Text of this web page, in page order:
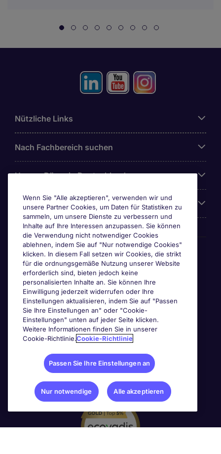
Nützliche Links
Nach Fachbereich suchen
Unsere Büros in Deutschland
Über Michael Page
Awards & Zertifizierungen
Wenn Sie "Alle akzeptieren", verwenden wir und
unsere Partner Cookies, um Daten für Statistiken zu
sammeln, um unsere Dienste zu verbessern und
Inhalte auf Ihre Interessen anzupassen. Sie können
die Verwendung nicht notwendiger Cookies
ablehnen, indem Sie auf "Nur notwendige Cookies"
klicken. In diesem Fall setzen wir Cookies, die strikt
für die ordnungsgemäße Nutzung unserer Website
erforderlich sind, bieten jedoch keine
personalisierten Inhalte an. Sie können Ihre
Einwilligung jederzeit widerrufen oder Ihre
Einstellungen aktualisieren, indem Sie auf "Passen
Sie Ihre Einstellungen an" oder "Cookie-
Einstellungen" unten auf jeder Seite klicken.
Weitere Informationen finden Sie in unserer
Cookie-Richtlinie.Cookie-Richtlinie
Passen Sie Ihre Einstellungen an
Nur notwendige Alle akzeptieren